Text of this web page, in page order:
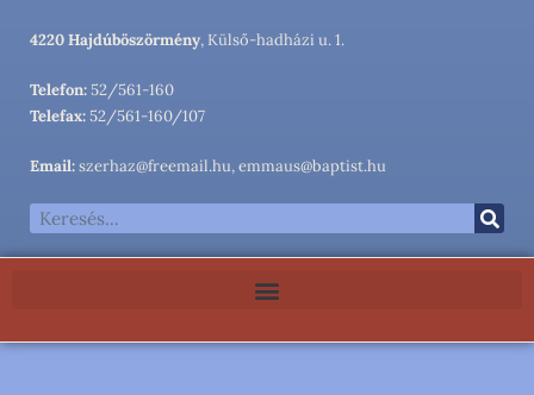
4220 Hajdúböszörmény, Külső-hadházi u. 1.
Telefon:52/561-160
Telefax:52/561-160/107
Email:szerhaz@freemail.hu, emmaus@baptist.hu